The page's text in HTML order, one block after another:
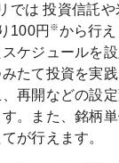
では 投資信託
100円 ※から行
ケジュールを
たて投資を実
再開などの設
。また、銘柄
が行えます。